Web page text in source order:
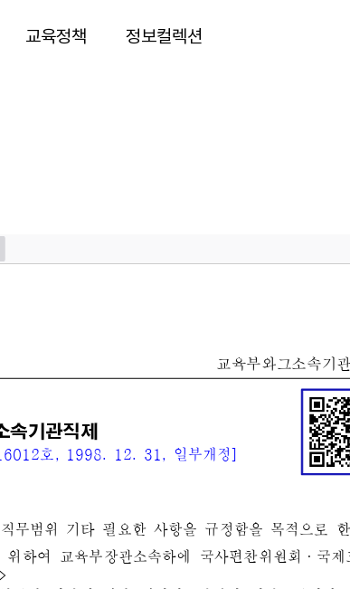
교육정책 정보컬렉션